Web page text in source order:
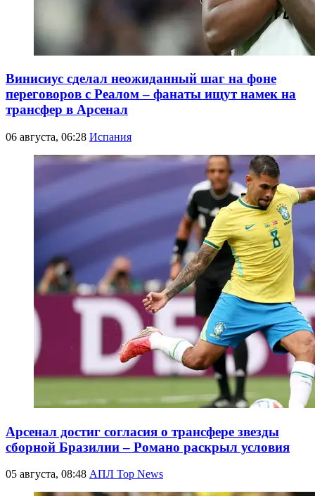
Винисиус сделал неожиданный шаг на фоне
переговоров с Реалом – фанаты ищут намек на
трансфер в Арсенал
06 августа, 06:28 Испания
Арсенал достиг согласия о трансфере звезды
сборной Бразилии – Романо раскрыл условия
05 августа, 08:48 АПЛ Top News